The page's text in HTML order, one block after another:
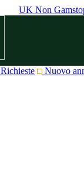
UK Non
Richieste Nuovo